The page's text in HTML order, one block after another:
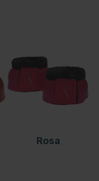
Rosa